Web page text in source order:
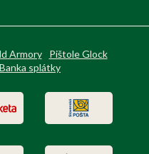
Armory
Pištole Glock
splátky